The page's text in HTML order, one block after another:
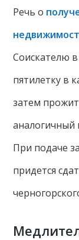
Речь о
Соискателю
пятилетку в
затем
аналогичный
При подаче
придется